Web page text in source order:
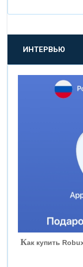
«БАНК САНКТ-
«БАНК
«СОВКОМБАНК»
ИНТЕРВЬЮ
Как купить